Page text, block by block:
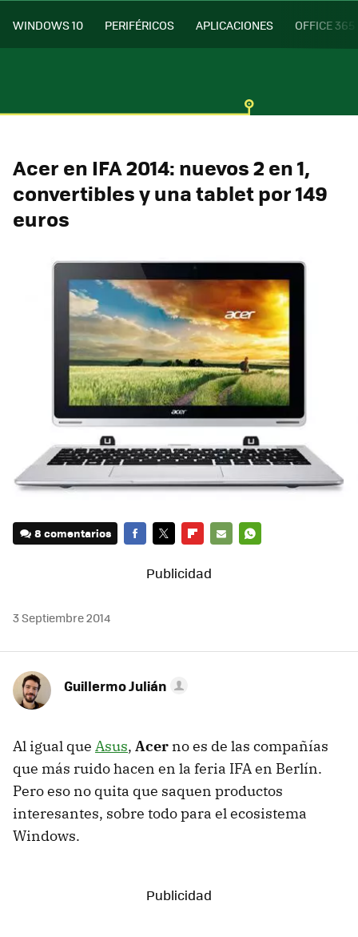
WINDOWS 10 PERIFÉRICOS APLICACIONES OFFICE 365
Acer en IFA 2014: nuevos 2 en 1,
convertibles y una tablet por 149
euros
8 comentarios
MAIL
3 Septiembre 2014
Guillermo Julián
Al igual que Asus, Acer no es de las compañías
que más ruido hacen en la feria IFA en Berlín.
Pero eso no quita que saquen productos
interesantes, sobre todo para el ecosistema
Windows.